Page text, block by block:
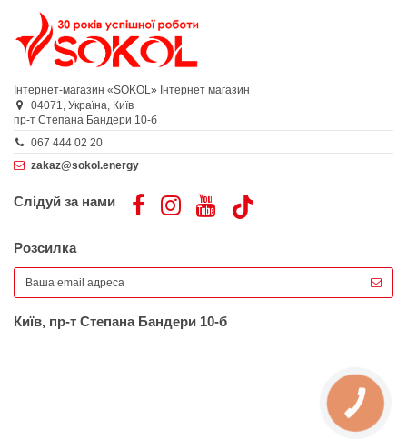
Інтернет-магазин «SOKOL» Інтернет магазин
04071, Україна, Київ
пр-т Степана Бандери 10-б
067 444 02 20
zakaz@sokol.energy
Слідуй за нами
Розсилка
Київ, пр-т Степана Бандери 10-б
КНОПКА
ЗВ'ЯЗКУ